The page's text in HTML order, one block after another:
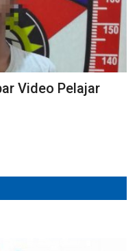
Video Pelajar